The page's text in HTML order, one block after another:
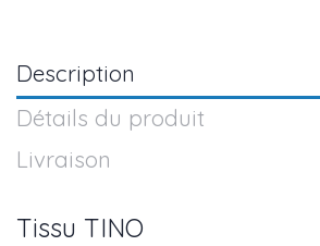
Description
Détails du produit
Livraison
Tissu TINO